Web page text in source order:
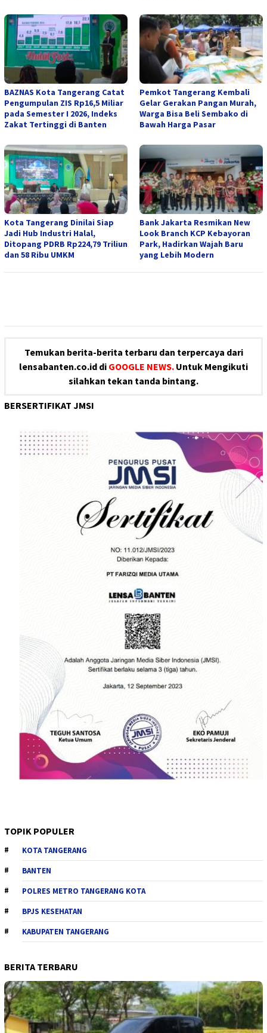
BAZNAS Kota Tangerang Catat
Pengumpulan ZIS Rp16,5 Miliar
pada Semester I 2026, Indeks
Zakat Tertinggi di Banten
Pemkot Tangerang Kembali
Gelar Gerakan Pangan Murah,
Warga Bisa Beli Sembako di
Bawah Harga Pasar
Kota Tangerang Dinilai Siap
Jadi Hub Industri Halal,
Ditopang PDRB Rp224,79 Triliun
dan 58 Ribu UMKM
Bank Jakarta Resmikan New
Look Branch KCP Kebayoran
Park, Hadirkan Wajah Baru
yang Lebih Modern
Temukan berita-berita terbaru dan terpercaya dari
lensabanten.co.id di GOOGLE NEWS. Untuk Mengikuti
silahkan tekan tanda bintang.
BERSERTIFIKAT JMSI
TOPIK POPULER
KOTA TANGERANG
BANTEN
POLRES METRO TANGERANG KOTA
BPJS KESEHATAN
KABUPATEN TANGERANG
BERITA TERBARU